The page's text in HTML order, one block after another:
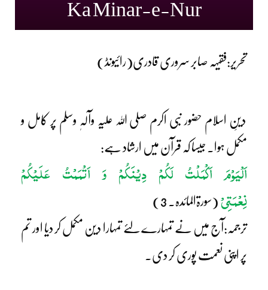
Ka Minar-e-Nur
تحریر:فقیہہ صابر سروری قادری(رائیونڈ)
دینِ اسلام حضور نبی اکرم صلی اللہ علیہ وآلہٖ وسلم پر کامل و
مکمل ہوا۔ جیسا کہ قرآن میں ارشاد ہے:
اَلْیَوْمَ اَکْمَلْتُ لَکُمْ دِیْنَکُمْ وَ اَتْمَمْتُ عَلَیْکُمْ
نِعْمَتِیْ (سورۃالمائدہ۔ 3)
ترجمہ:آج میں نے تمہارے لئے تمہارا دین مکمل کر دیا اور تم
پر اپنی نعمت پوری کر دی۔